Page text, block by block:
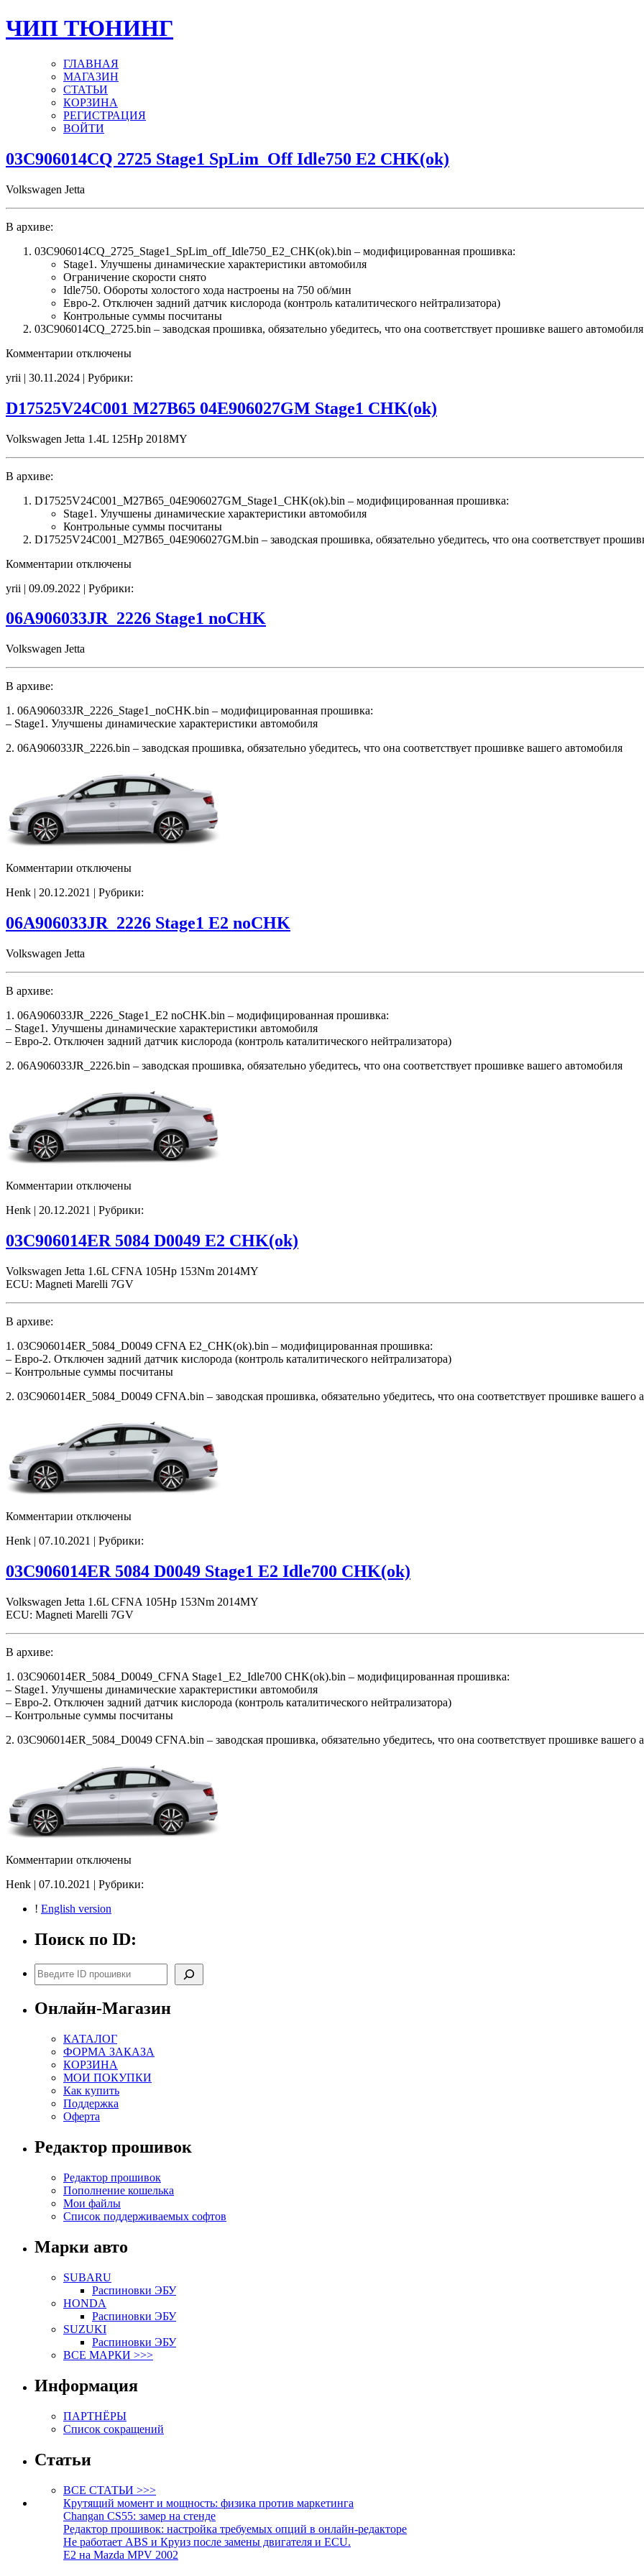
ЧИП ТЮНИНГ
ГЛАВНАЯ
МАГАЗИН
СТАТЬИ
КОРЗИНА
РЕГИСТРАЦИЯ
ВОЙТИ
03C906014CQ 2725 Stage1 SpLim_Off Idle750 E2 CHK(ok)
Volkswagen Jetta
В архиве:
03C906014CQ_2725_Stage1_SpLim_off_Idle750_E2_CHK(ok).bin – модифицированная прошивка:
Stage1. Улучшены динамические характеристики автомобиля
Ограничение скорости снято
Idle750. Обороты холостого хода настроены на 750 об/мин
Евро-2. Отключен задний датчик кислорода (контроль каталитического нейтрализатора)
Контрольные суммы посчитаны
03C906014CQ_2725.bin – заводская прошивка, обязательно убедитесь, что она соответствует прошивке вашего автомобиля
Комментарии к
03C906014CQ
Stage1
SpLim_Off
E2
CHK(ok)
отключены
yrii | 30.11.2024 | Рубрики:
D17525V24C001 M27B65 04E906027GM Stage1 CHK(ok)
Volkswagen Jetta 1.4L 125Hp 2018MY
В архиве:
D17525V24C001_M27B65_04E906027GM_Stage1_CHK(ok).bin – модифицированная прошивка:
Stage1. Улучшены динамические характеристики автомобиля
Контрольные суммы посчитаны
D17525V24C001_M27B65_04E906027GM.bin – заводская прошивка, обязательно убедитесь, что она соответствует
Комментарии к
D17525V24C001
04E906027GM
Stage1
отключены
yrii | 09.09.2022 | Рубрики:
06A906033JR_2226 Stage1 noCHK
Volkswagen Jetta
В архиве:
1. 06A906033JR_2226_Stage1_noCHK.bin – модифицированная прошивка:
– Stage1. Улучшены динамические характеристики автомобиля
2. 06A906033JR_2226.bin – заводская прошивка, обязательно убедитесь, что она соответствует прошивке вашего автомобиля
Комментарии к
06A906033JR_2226
noCHK
отключены
Henk | 20.12.2021 | Рубрики:
06A906033JR_2226 Stage1 E2 noCHK
Volkswagen Jetta
В архиве:
1. 06A906033JR_2226_Stage1_E2 noCHK.bin – модифицированная прошивка:
– Stage1. Улучшены динамические характеристики автомобиля
– Евро-2. Отключен задний датчик кислорода (контроль каталитического нейтрализатора)
2. 06A906033JR_2226.bin – заводская прошивка, обязательно убедитесь, что она соответствует прошивке вашего автомобиля
Комментарии к
06A906033JR_2226
E2
noCHK
отключены
Henk | 20.12.2021 | Рубрики:
03C906014ER 5084 D0049 E2 CHK(ok)
Volkswagen Jetta 1.6L CFNA 105Hp 153Nm 2014MY
ECU: Magneti Marelli 7GV
В архиве:
1. 03C906014ER_5084_D0049 CFNA E2_CHK(ok).bin – модифицированная прошивка:
– Евро-2. Отключен задний датчик кислорода (контроль каталитического нейтрализатора)
– Контрольные суммы посчитаны
2. 03C906014ER_5084_D0049 CFNA.bin – заводская прошивка, обязательно убедитесь, что она соответствует прошивке вашего
Комментарии к
03C906014ER
D0049
E2
отключены
Henk | 07.10.2021 | Рубрики:
03C906014ER 5084 D0049 Stage1 E2 Idle700 CHK(ok)
Volkswagen Jetta 1.6L CFNA 105Hp 153Nm 2014MY
ECU: Magneti Marelli 7GV
В архиве:
1. 03C906014ER_5084_D0049_CFNA Stage1_E2_Idle700 CHK(ok).bin – модифицированная прошивка:
– Stage1. Улучшены динамические характеристики автомобиля
– Евро-2. Отключен задний датчик кислорода (контроль каталитического нейтрализатора)
– Контрольные суммы посчитаны
2. 03C906014ER_5084_D0049 CFNA.bin – заводская прошивка, обязательно убедитесь, что она соответствует прошивке вашего
Комментарии к
03C906014ER
D0049
E2
CHK(ok)
отключены
Henk | 07.10.2021 | Рубрики:
! English version
Поиск по ID:
Поиск
Онлайн-Магазин
КАТАЛОГ
ФОРМА ЗАКАЗА
КОРЗИНА
МОИ ПОКУПКИ
Как купить
Поддержка
Оферта
Редактор прошивок
Редактор прошивок
Пополнение кошелька
Мои файлы
Список поддерживаемых софтов
Марки авто
SUBARU
Распиновки ЭБУ
HONDA
Распиновки ЭБУ
SUZUKI
Распиновки ЭБУ
ВСЕ МАРКИ >>>
Информация
ПАРТНЁРЫ
Список сокращений
Статьи
ВСЕ СТАТЬИ >>>
Крутящий момент и мощность: физика против маркетинга
Changan CS55: замер на стенде
Редактор прошивок: настройка требуемых опций в онлайн-редакторе
Не работает ABS и Круиз после замены двигателя и ECU.
E2 на Mazda MPV 2002